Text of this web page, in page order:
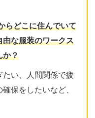
らどこに住んでいて
な服装のワークス
か？
たい、人間関係で疲
保をしたいなど、